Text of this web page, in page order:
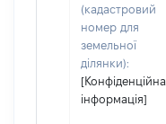
(кадастровий
номер для
земельної
ділянки):
[Конфіденційна
інформація]